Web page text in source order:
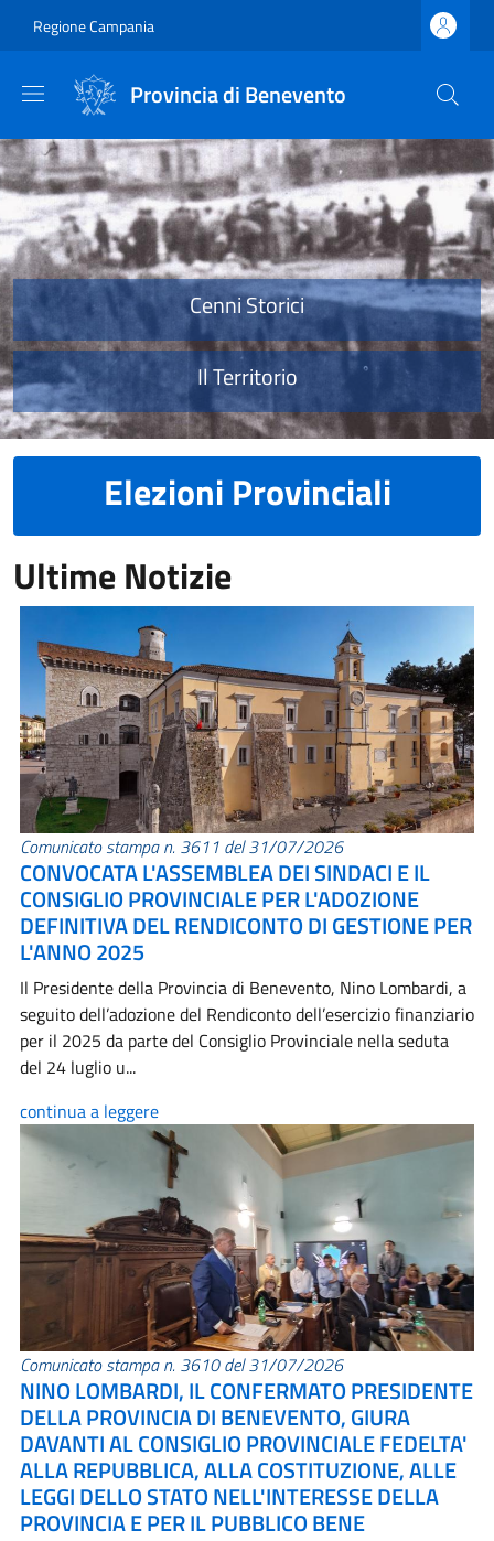
Regione Campania
Provincia di Benevento
Provincia di Benevento
Cenni Storici
Il Territorio
Elezioni Provinciali
Ultime Notizie
Comunicato stampa n. 3611 del 31/07/2026
CONVOCATA L'ASSEMBLEA DEI SINDACI E IL
CONSIGLIO PROVINCIALE PER L'ADOZIONE
DEFINITIVA DEL RENDICONTO DI GESTIONE PER
L'ANNO 2025
Il Presidente della Provincia di Benevento, Nino Lombardi, a
seguito dell’adozione del Rendiconto dell’esercizio finanziario
per il 2025 da parte del Consiglio Provinciale nella seduta
del 24 luglio u...
continua a leggere
Comunicato stampa n. 3610 del 31/07/2026
NINO LOMBARDI, IL CONFERMATO PRESIDENTE
DELLA PROVINCIA DI BENEVENTO, GIURA
DAVANTI AL CONSIGLIO PROVINCIALE FEDELTA'
ALLA REPUBBLICA, ALLA COSTITUZIONE, ALLE
LEGGI DELLO STATO NELL'INTERESSE DELLA
PROVINCIA E PER IL PUBBLICO BENE